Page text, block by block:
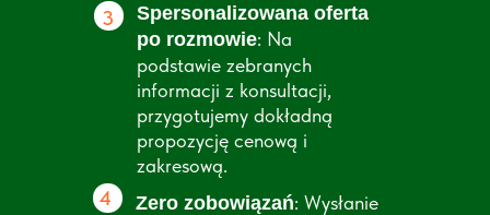
Spersonalizowana oferta
po rozmowie: Na
podstawie zebranych
informacji z konsultacji,
przygotujemy dokładną
propozycję cenową i
zakresową.
3
Zero zobowiązań: Wysłanie
4